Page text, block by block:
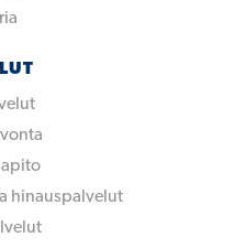
hinauspalvelut